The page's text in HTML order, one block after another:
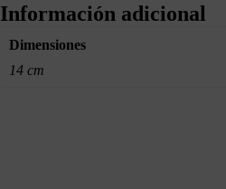
Información adicional
Dimensiones
14 cm